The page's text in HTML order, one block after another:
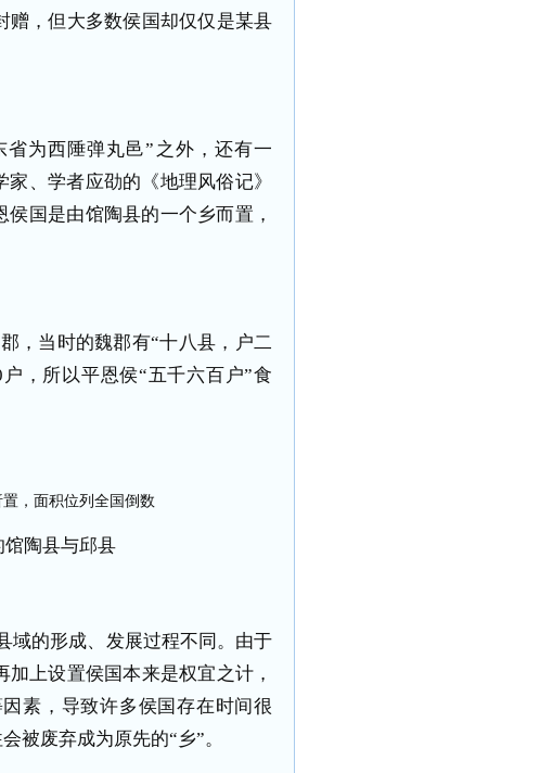
赠，但大多数侯国却仅仅是某县
为西陲弹丸邑”之外，还有一
、学者应劭的《地理风俗记》
国是由馆陶县的一个乡而置，
，当时的魏郡有“十八县，户二
，所以平恩侯“五千六百户”食
馆陶县与邱县
域的形成、发展过程不同。由于
上设置侯国本来是权宜之计，
素，导致许多侯国存在时间很
被废弃成为原先的“乡”。